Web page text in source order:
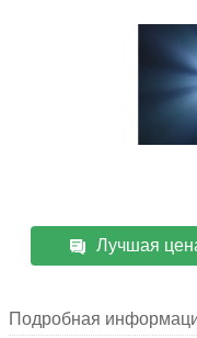
Лучшая
Подробная